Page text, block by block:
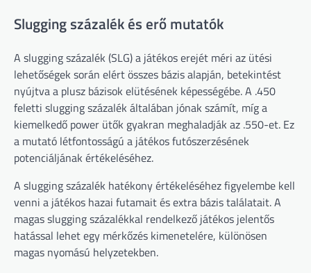
Slugging százalék és erő mutatók
A slugging százalék (SLG) a játékos erejét méri az ütési
lehetőségek során elért összes bázis alapján, betekintést
nyújtva a plusz bázisok elütésének képességébe. A .450
feletti slugging százalék általában jónak számít, míg a
kiemelkedő power ütők gyakran meghaladják az .550-et. Ez
a mutató létfontosságú a játékos futószerzésének
potenciáljának értékeléséhez.
A slugging százalék hatékony értékeléséhez figyelembe kell
venni a játékos hazai futamait és extra bázis találatait. A
magas slugging százalékkal rendelkező játékos jelentős
hatással lehet egy mérkőzés kimenetelére, különösen
magas nyomású helyzetekben.